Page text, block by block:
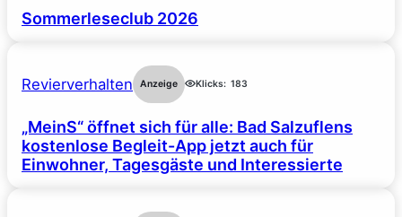
Sommerleseclub 2026
Revierverhalten Anzeige Klicks: 183
„MeinS“ öffnet sich für alle: Bad Salzuflens
kostenlose Begleit-App jetzt auch für
Einwohner, Tagesgäste und Interessierte